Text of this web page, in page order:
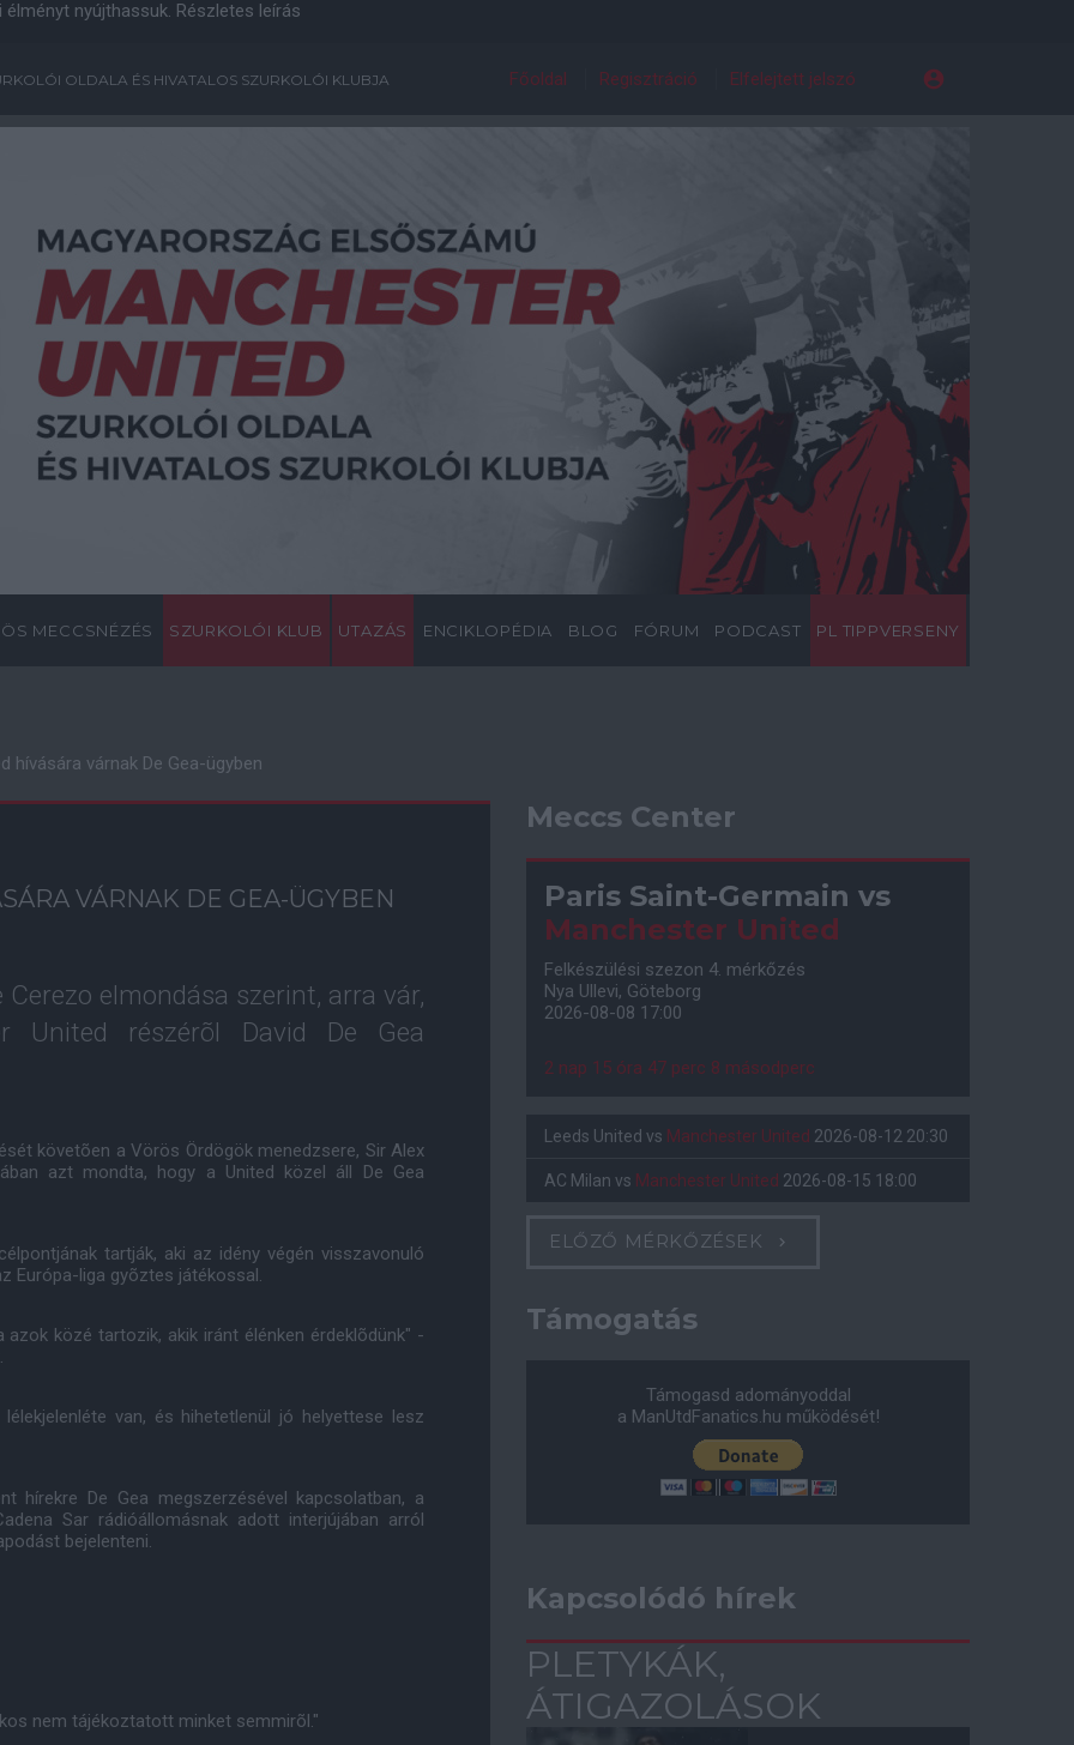
nyújthassuk. Részletes leírás
OLDALA ÉS HIVATALOS SZURKOLÓI KLUBJA Főoldal Regisztráció Elfelejtett jelszó
MECCSNÉZÉS SZURKOLÓI KLUB UTAZÁS ENCIKLOPÉDIA BLOG FÓRUM PODCAST PL TIPPVERSENY
hívására várnak De Gea-ügyben
VÁRNAK DE GEA-ÜGYBEN
elmondása szerint, arra vár,
United részérõl David De Gea
követõen a Vörös Ördögök menedzsere, Sir Alex
azt mondta, hogy a United közel áll De Gea
tartják, aki az idény végén visszavonuló
Európa-liga gyõztes játékossal.
közé tartozik, akik iránt élénken érdeklõdünk" -
van, és hihetetlenül jó helyettese lesz
hírekre De Gea megszerzésével kapcsolatban, a
Sar rádióállomásnak adott interjújában arról
bejelenteni.
nem tájékoztatott minket semmirõl."
Meccs Center
Paris Saint-Germain vs
Manchester United
Felkészülési szezon 4. mérkőzés
Nya Ullevi, Göteborg
2026-08-08 17:00
2 nap 15 óra 47 perc 7 másodperc
Leeds United vs Manchester United 2026-08-12 20:30
AC Milan vs Manchester United 2026-08-15 18:00
ELŐZŐ MÉRKŐZÉSEK
Támogatás
Támogasd adományoddal
a ManUtdFanatics.hu működését!
Kapcsolódó hírek
PLETYKÁK,
ÁTIGAZOLÁSOK